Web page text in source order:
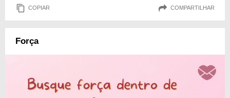
COPIAR COMPARTILHAR
Força